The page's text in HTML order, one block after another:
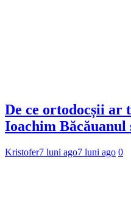
De ce ortodocșii ar
Ioachim Băcăuanul
Kristofer7 luni ago7 luni ago 0